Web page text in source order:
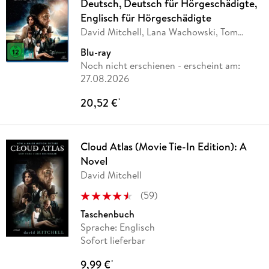
Deutsch, Deutsch für Hörgeschädigte,
Englisch für Hörgeschädigte
David Mitchell, Lana Wachowski, Tom
Blu-ray
Noch nicht erschienen - erscheint am:
27.08.2026
20,52 €*
Cloud Atlas (Movie Tie-In Edition): A
Novel
David Mitchell
(59)
Taschenbuch
Sprache: Englisch
Sofort lieferbar
9,99 €*